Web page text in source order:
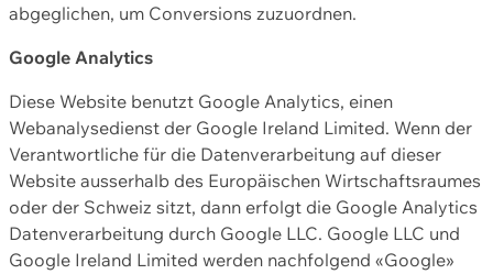
abgeglichen, um Conversions zuzuordnen.
Google Analytics
Diese Website benutzt Google Analytics, einen
Webanalysedienst der Google Ireland Limited. Wenn der
Verantwortliche für die Datenverarbeitung auf dieser
Website ausserhalb des Europäischen Wirtschaftsraumes
oder der Schweiz sitzt, dann erfolgt die Google Analytics
Datenverarbeitung durch Google LLC. Google LLC und
Google Ireland Limited werden nachfolgend «Google»